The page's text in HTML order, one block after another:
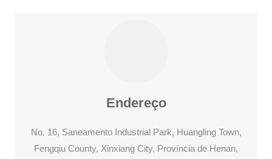
Endereço
No. 16, Saneamento Industrial Park, Huangling Town,
Fengqiu County, Xinxiang City, Província de Henan,